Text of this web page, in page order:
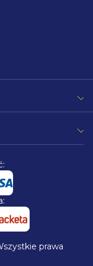
prawa